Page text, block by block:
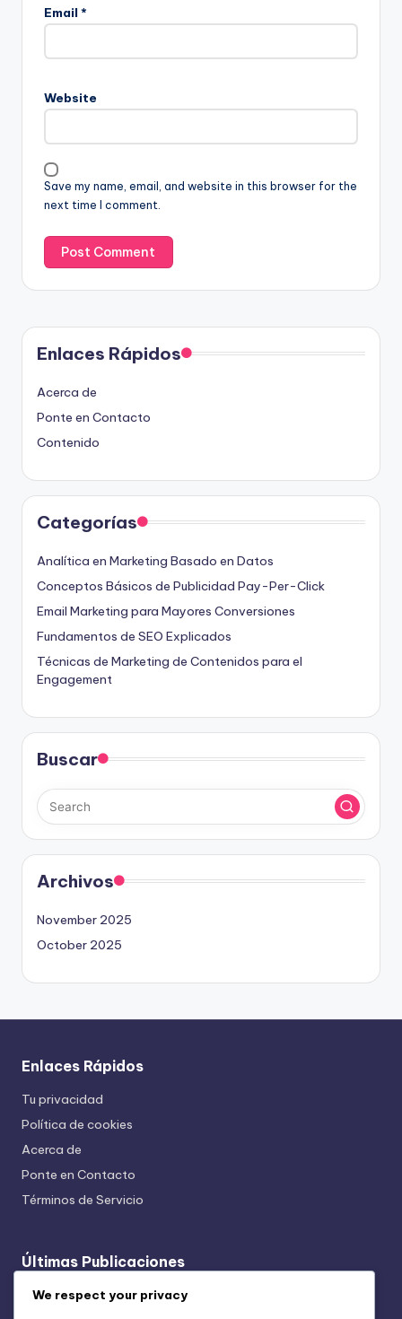
Email *
Website
Save my name, email, and website in this browser for the
next time I comment.
Enlaces Rápidos
Acerca de
Ponte en Contacto
Contenido
Categorías
Analítica en Marketing Basado en Datos
Conceptos Básicos de Publicidad Pay-Per-Click
Email Marketing para Mayores Conversiones
Fundamentos de SEO Explicados
Técnicas de Marketing de Contenidos para el
Engagement
Buscar
Archivos
November 2025
October 2025
Enlaces Rápidos
Tu privacidad
Política de cookies
Acerca de
Ponte en Contacto
Términos de Servicio
Últimas Publicaciones
Anuncios de Retargeting: Beneficios, Estrategias y
We respect your privacy